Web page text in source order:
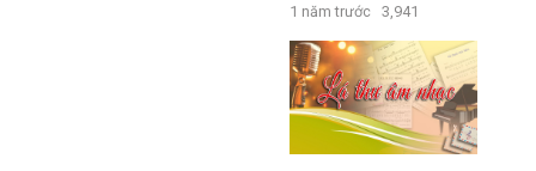
1 năm trước 3,941